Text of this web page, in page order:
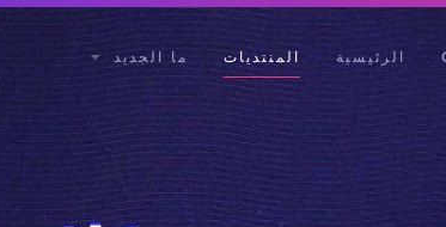
الرئيسية المنتديات ما الجديد